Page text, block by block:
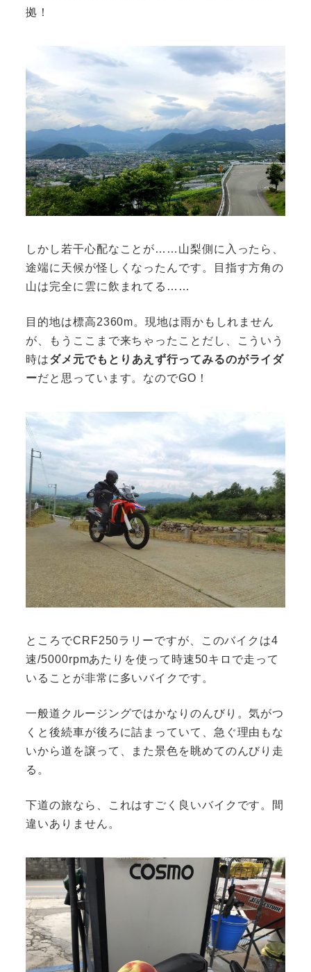
拠！
しかし若干心配なことが……山梨側に入ったら、
途端に天候が怪しくなったんです。目指す方角の
山は完全に雲に飲まれてる……
目的地は標高2360m。現地は雨かもしれません
が、もうここまで来ちゃったことだし、こういう
時はダメ元でもとりあえず行ってみるのがライダ
ーだと思っています。なのでGO！
ところでCRF250ラリーですが、このバイクは4
速/5000rpmあたりを使って時速50キロで走って
いることが非常に多いバイクです。
一般道クルージングではかなりのんびり。気がつ
くと後続車が後ろに詰まっていて、急ぐ理由もな
いから道を譲って、また景色を眺めてのんびり走
る。
下道の旅なら、これはすごく良いバイクです。間
違いありません。